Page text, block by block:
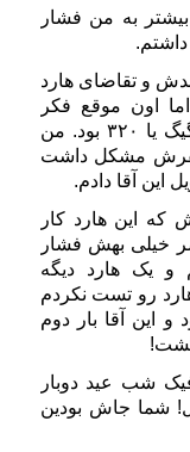
به من فشار
و تقاضای هارد
اون موقع فکر
می‌کنم ظرفیت‌ها حول و حوش ۲۵۰ گیگ یا ۳۲۰ بود. من
صفرش مشکل داشت
این آقا دادم.
این هارد کار
خیلی بهش فشار
و یک هارد دیگه
رو تست نکردم
این آقا بار دوم
شب عید دوبار
شما جاش بودین